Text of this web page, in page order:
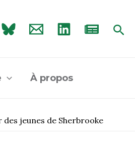
À propos
jeunes de Sherbrooke